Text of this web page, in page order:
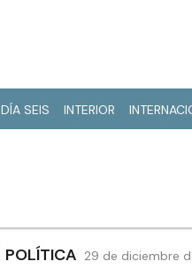
DÍA SEIS INTERIOR
POLÍTICA 29 de diciembre